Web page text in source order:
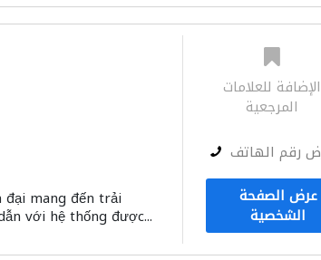
đại mang đến trải
với hệ thống được...
الإضافة للعلامات
المرجعية
رقم الهاتف
عرض الصفحة
الشخصية